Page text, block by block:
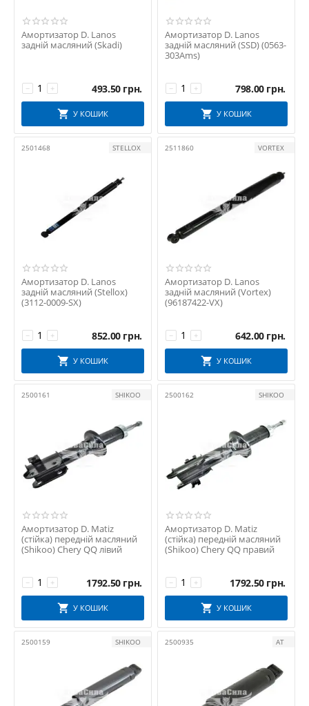
RUVILLE
RUXS
Schaeffler FAG
SHIKOO
SHIN KUM
SIDEM
SK SPEEDMATE
SSD
STELLOX
SWAG
TanGun
TEKNOROT
TRIALLI
VORTEX
Zilbermann
АВТО-СОЮЗ
АВТО-СОЮЗ 88
АвтоЗАЗ
АТ
БелЗАН
Дорожня Карта
УКРАЇНА
Амортизатор D. Lanos
задній масляний (Skadi)
+
− 493.50 грн.
У КОШИК
Амортизатор D. Lanos
задній масляний (SSD) (0563-
303Ams)
+
− 798.00 грн.
У КОШИК
2501468 STELLOX
Амортизатор D. Lanos
задній масляний (Stellox)
(3112-0009-SX)
+
− 852.00 грн.
У КОШИК
2511860 VORTEX
Амортизатор D. Lanos
задній масляний (Vortex)
(96187422-VX)
+
− 642.00 грн.
У КОШИК
2500161 SHIKOO
Амортизатор D. Matiz
(стійка) передній масляний
(Shikoo) Chery QQ лівий
+
− 1792.50 грн.
У КОШИК
2500162 SHIKOO
Амортизатор D. Matiz
(стійка) передній масляний
(Shikoo) Chery QQ правий
+
− 1792.50 грн.
У КОШИК
2500159 SHIKOO 2500935 АТ